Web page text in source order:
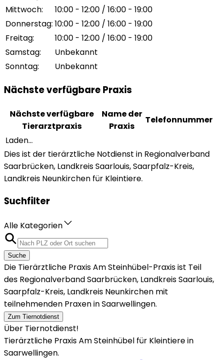
Mittwoch:
10:00 - 12:00 / 16:00 - 19:00
Donnerstag: 10:00 - 12:00 / 16:00 - 19:00
Freitag:
10:00 - 12:00 / 16:00 - 19:00
Samstag:
Unbekannt
Sonntag: Unbekannt
Nächste verfügbare Praxis
Nächste verfügbare
Tierarztpraxis
Name der
Praxis
Telefonnummer
Laden...
Dies ist der tierärztliche Notdienst in Regionalverband
Saarbrücken, Landkreis Saarlouis, Saarpfalz-Kreis,
Landkreis Neunkirchen für Kleintiere.
Suchfilter
Alle Kategorien
Suche
Die Tierärztliche Praxis Am Steinhübel-Praxis ist Teil
des Regionalverband Saarbrücken, Landkreis Saarlouis,
Saarpfalz-Kreis, Landkreis Neunkirchen mit
teilnehmenden Praxen in Saarwellingen.
Zum Tiernotdienst
Über Tiernotdienst!
Tierärztliche Praxis Am Steinhübel für Kleintiere in
Saarwellingen.